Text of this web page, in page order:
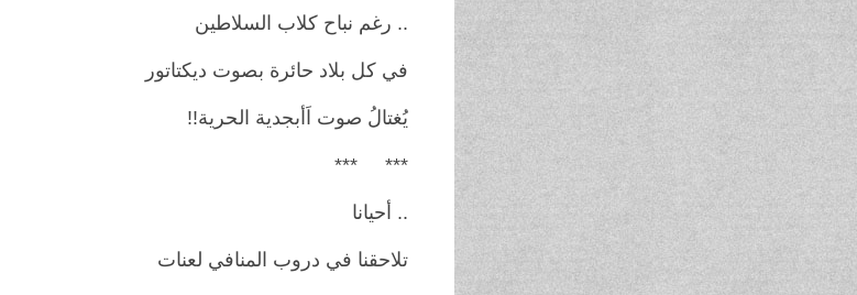
.. رغم نباح كلاب السلاطين
في كل بلاد حائرة بصوت ديكتاتور
يُغتالُ صوت اَأبجدية الحرية!!
*** ***
.. أحيانا
تلاحقنا في دروب المنافي لعنات